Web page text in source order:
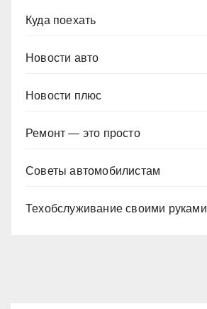
Куда поехать
Новости авто
Новости плюс
Ремонт — это просто
Советы автомобилистам
Техобслуживание своими руками